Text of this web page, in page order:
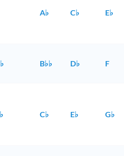
A♭ C♭ E♭
B♭♭ D♭ F
C♭ E♭ G♭